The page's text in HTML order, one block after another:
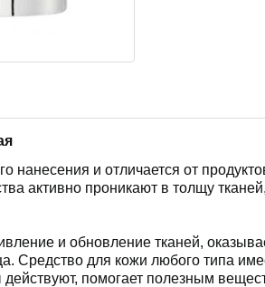
нанесения и отличается от
активно проникают в толщу
и обновление тканей,
Средство для кожи любого типа
помогает полезным